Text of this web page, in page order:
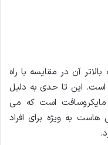
آن در مقایسه با راه
این تا حدی به دلیل
است که می
به ویژه برای افراد